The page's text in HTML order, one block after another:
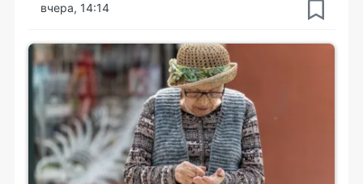
вчера, 14:14